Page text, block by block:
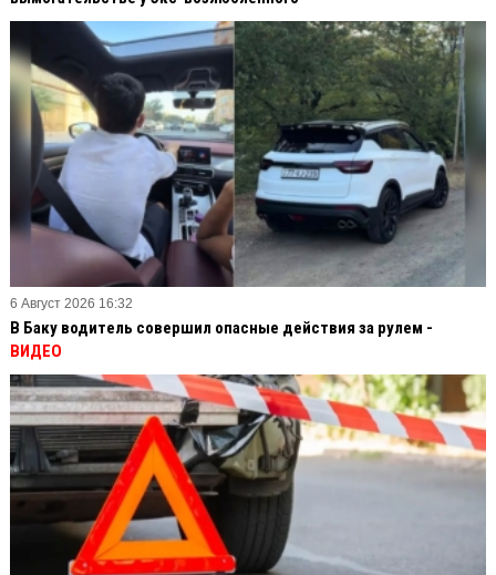
6 Август 2026 16:32
В Баку водитель совершил опасные действия за рулем -
ВИДЕО